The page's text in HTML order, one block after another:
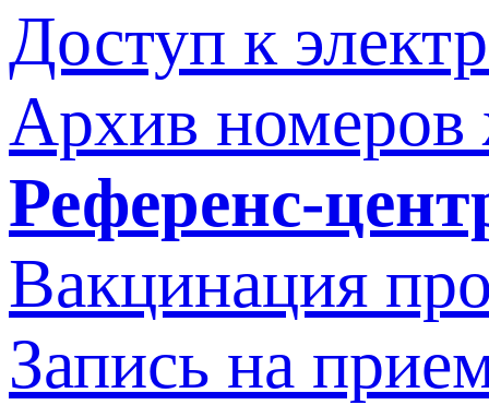
Доступ к
Архив номеров
Референс-
Вакцинация
Запись на